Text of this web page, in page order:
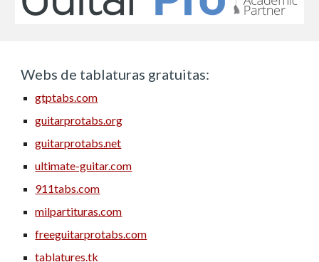
Webs de tablaturas gratuitas:
gtptabs.com
guitarprotabs.org
guitarprotabs.net
ultimate-guitar.com
911tabs.com
milpartituras.com
freeguitarprotabs.com
tablatures.tk